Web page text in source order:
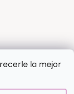
la mejor